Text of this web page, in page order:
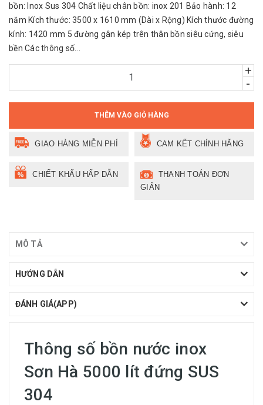
bồn: Inox Sus 304 Chất liệu chân bồn: inox 201 Bảo hành: 12
năm Kích thước: 3500 x 1610 mm (Dài x Rộng) Kích thước đường
kính: 1420 mm 5 đường gân kép trên thân bồn siêu cứng, siêu
bền Các thông số...
+
-
THÊM VÀO GIỎ HÀNG
GIAO HÀNG MIỄN PHÍ CAM KẾT CHÍNH HÃNG
CHIẾT KHẤU HẤP DẪN
THANH TOÁN ĐƠN
GIẢN
MÔ TẢ
HƯỚNG DẪN
ĐÁNH GIÁ(APP)
Thông số bồn nước inox
Sơn Hà 5000 lít đứng SUS
304